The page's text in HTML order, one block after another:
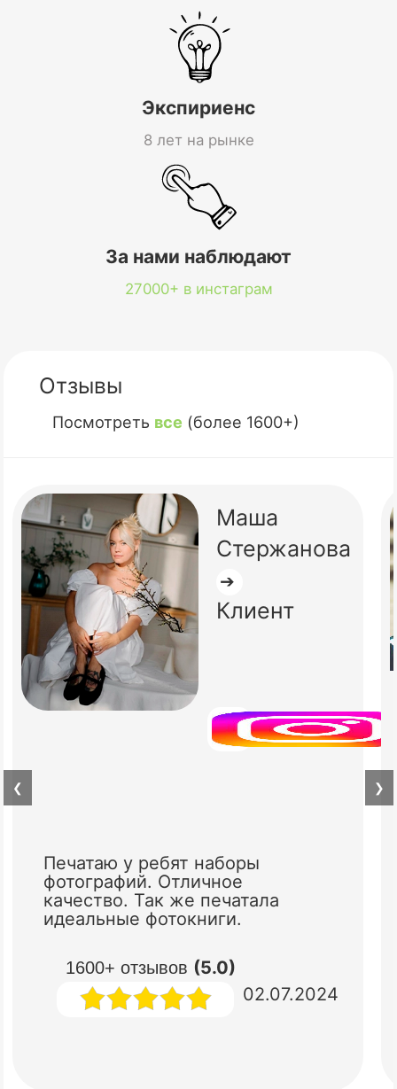
Экспириенс
8 лет на рынке
За нами наблюдают
27000+ в инстаграм
Отзывы
Посмотреть все (более 1600+)
Маша
Стержанова
➔
Клиент
1600+ отзывов (5.0)
Печатаю у ребят наборы
фотографий. Отличное
качество. Так же печатала
идеальные фотокниги.
02.07.2024
❮ ❯